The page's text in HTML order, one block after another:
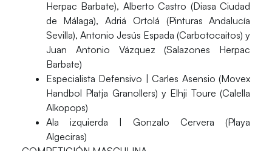
Herpac Barbate), Alberto Castro (Diasa Ciudad
de Málaga), Adriá Ortolá (Pinturas Andalucía
Sevilla), Antonio Jesús Espada (Carbotocaitos) y
Juan Antonio Vázquez (Salazones Herpac
Barbate)
Especialista Defensivo | Carles Asensio (Movex
Handbol Platja Granollers) y Elhji Toure (Calella
Alkopops)
Ala izquierda
| Gonzalo Cervera (Playa
Algeciras)